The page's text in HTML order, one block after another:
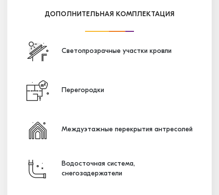
ДОПОЛНИТЕЛЬНАЯ КОМПЛЕКТАЦИЯ
Светопрозрачные участки кровли
Перегородки
Междуэтажные перекрытия антресолей
Водосточная система,
снегозадержатели